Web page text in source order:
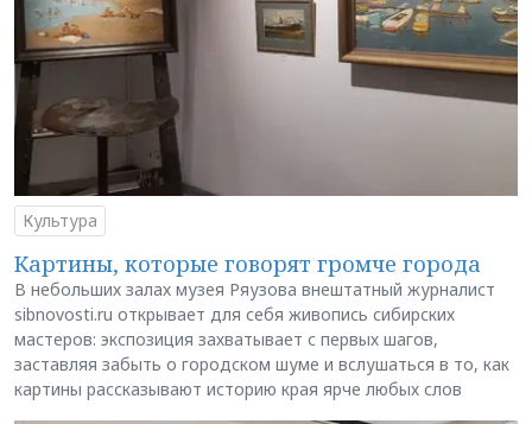
Культура
Картины, которые говорят громче города
В небольших залах музея Ряузова внештатный журналист
sibnovosti.ru открывает для себя живопись сибирских
мастеров: экспозиция захватывает с первых шагов,
заставляя забыть о городском шуме и вслушаться в то, как
картины рассказывают историю края ярче любых слов